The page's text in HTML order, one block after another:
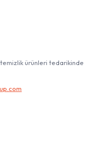
ürünleri tedarikinde